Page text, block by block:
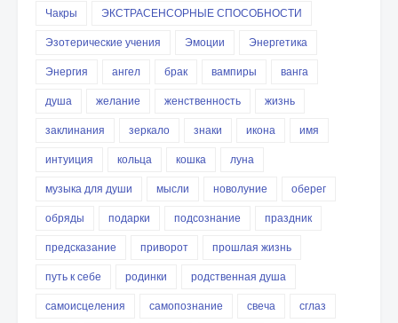
Чакры
ЭКСТРАСЕНСОРНЫЕ СПОСОБНОСТИ
Эзотерические учения
Эмоции
Энергетика
Энергия
ангел брак вампиры
ванга
душа
желание женственность
жизнь
заклинания
зеркало знаки икона
имя
интуиция
кольца кошка
луна
музыка для души
мысли новолуние
оберег
обряды
подарки подсознание
праздник
предсказание
приворот
прошлая жизнь
путь к себе
родинки
родственная душа
самоисцеления
самопознание свеча
сглаз